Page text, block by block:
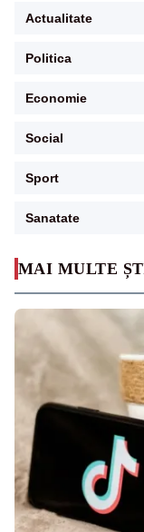
MAI MULTE
Actualitate
Politica
Economie
Social
Sport
Sanatate